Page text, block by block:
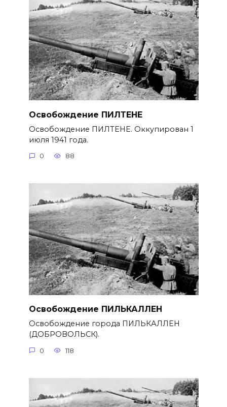
Освобождение ПИЛТЕНЕ
Освобождение ПИЛТЕНЕ. Оккупирован 1
июля 1941 года.
0 88
Освобождение ПИЛЬКАЛЛЕН
Освобождение города ПИЛЬКАЛЛЕН
(ДОБРОВОЛЬСК).
0 118